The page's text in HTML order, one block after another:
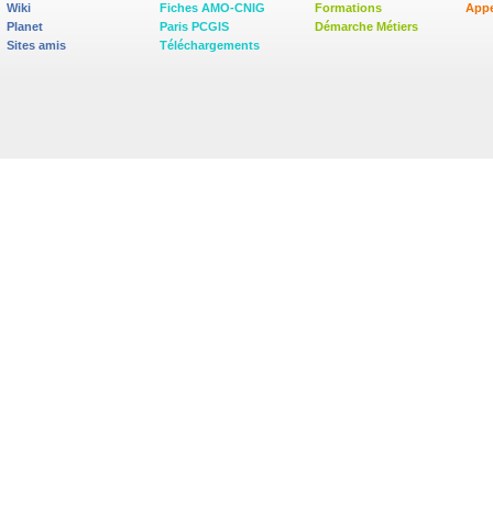
Wiki
Planet
Sites amis
Fiches AMO-CNIG
Paris PCGIS
Téléchargements
Formations
Démarche Métiers